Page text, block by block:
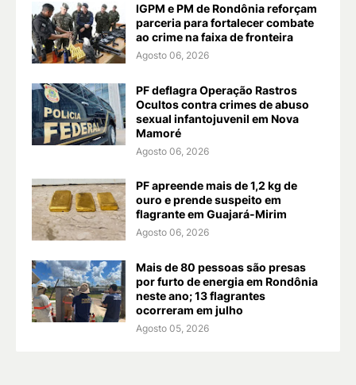
IGPM e PM de Rondônia reforçam
parceria para fortalecer combate
ao crime na faixa de fronteira
Agosto 06, 2026
PF deflagra Operação Rastros
Ocultos contra crimes de abuso
sexual infantojuvenil em Nova
Mamoré
Agosto 06, 2026
PF apreende mais de 1,2 kg de
ouro e prende suspeito em
flagrante em Guajará-Mirim
Agosto 06, 2026
Mais de 80 pessoas são presas
por furto de energia em Rondônia
neste ano; 13 flagrantes
ocorreram em julho
Agosto 05, 2026